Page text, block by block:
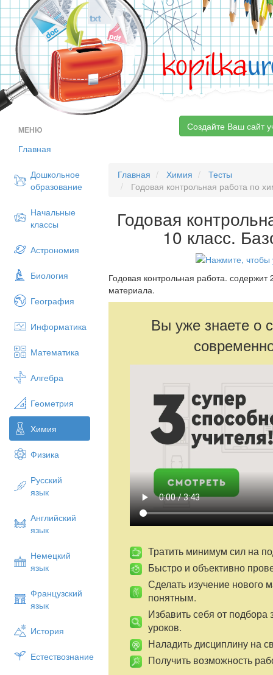
kopilka
МЕНЮ
Главная
Дошкольное
образование
Начальные
классы
Астрономия
Биология
География
Информатика
Математика
Алгебра
Геометрия
Химия
Физика
Русский
язык
Английский
язык
Немецкий
язык
Французский
язык
История
Естествознание
Создайте Ваш сайт
Главная Химия
Тесты
Годовая контрольная работа по
Годовая
10 класс.
Годовая контрольная работа. содержит
материала.
Вы уже знаете о
Тратить минимум сил на
Быстро и объективно
Сделать изучение нового
понятным.
Избавить себя от подбора
уроков.
Наладить дисциплину на
Получить возможность